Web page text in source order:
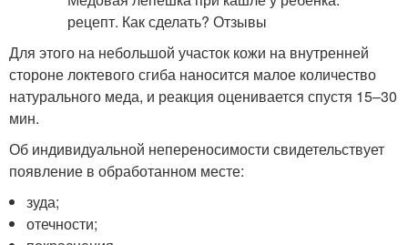
Для этого на небольшой участок кожи на внутренней
стороне локтевого сгиба наносится малое количество
натурального меда, и реакция оценивается спустя 15–30
мин.
Об индивидуальной непереносимости свидетельствует
появление в обработанном месте:
зуда;
отечности;